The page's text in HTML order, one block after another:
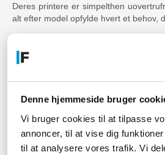
Denne hjemmeside bruger
Vi bruger cookies til at tilpasse
annoncer, til at vise dig
til at analysere vores trafik. Vi
Deres printere er simpelthen
alt efter model opfylde hvert et behov,
Gode printer
har brug for en hel masse på én
det kan svare sig, at købe ind som
betale sig at læse om, hvordan man
Føniks Computer. Vi vil gerne
og give jer gode tilbud.
Så er det tid til en ny printer? Tag